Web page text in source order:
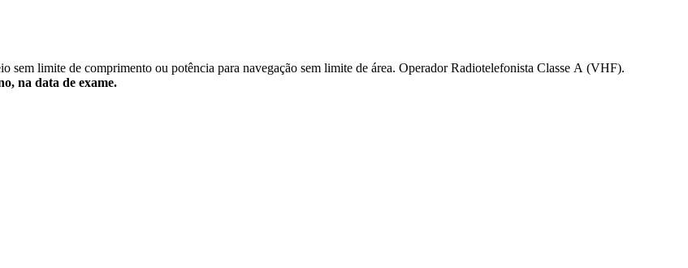
sem limite de comprimento ou potência para navegação sem limite de área. Operador Radiotelefonista Classe A (VHF).
na data de exame.